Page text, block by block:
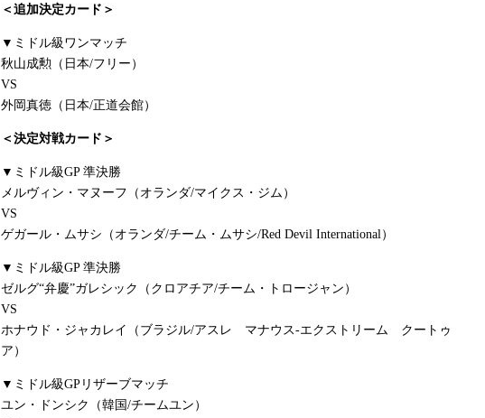
＜追加決定カード＞
▼ミドル級ワンマッチ
秋山成勲（日本/フリー）
VS
外岡真徳（日本/正道会館）
＜決定対戦カード＞
▼ミドル級GP 準決勝
メルヴィン・マヌーフ（オランダ/マイクス・ジム）
VS
ゲガール・ムサシ（オランダ/チーム・ムサシ/Red Devil International）
▼ミドル級GP 準決勝
ゼルグ“弁慶”ガレシック（クロアチア/チーム・トロージャン）
VS
ホナウド・ジャカレイ（ブラジル/アスレ マナウス-エクストリーム クートゥ
ア）
▼ミドル級GPリザーブマッチ
ユン・ドンシク（韓国/チームユン）